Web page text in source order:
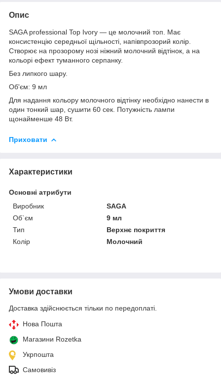
Опис
SAGA professional Top Ivory — це молочний топ. Має
консистенцію середньої щільності, напівпрозорий колір.
Створює на прозорому нозі ніжний молочний відтінок, а на
кольорі ефект туманного серпанку.
Без липкого шару.
Об'єм: 9 мл
Для надання кольору молочного відтінку необхідно нанести в
один тонкий шар, сушити 60 сек. Потужність лампи
щонайменше 48 Вт.
Приховати
Характеристики
Основні атрибути
Виробник
SAGA
Об`єм
9 мл
Тип
Верхнє покриття
Колір
Молочний
Умови доставки
Доставка здійснюється тільки по передоплаті.
Нова Пошта
Магазини Rozetka
Укрпошта
Самовивіз